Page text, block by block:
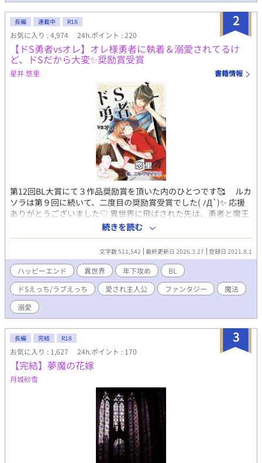
2
長編 連載中 R18
お気に入り : 4,974 24h.ポイント : 220
【ドS勇者vsオレ】オレ様勇者に執着＆溺愛されてるけ
ど、ドSだから大変✨奨励賞受賞
星井 悠里 書籍情報
第12回BL大賞にて３作品奨励賞を頂いた内のひとつです🥰 ルカ
ソラは第９回に続いて、二度目の奨励賞受賞でした( ﾉД`)✨ 応援
ありがとうございました♡ 異世界に飛ばされた先は、勇者と魔王
の決戦のど真ん中。ソラに気を取られている間に、勇者は、魔王
に逃げられてしまう。 「魔王を倒すまで、オレの好きにさせろ」
ドS勇者のルカに執着されて、散々好き勝手にされるけど、「こっ
ちだってお前を利用してるんだからなっ」と思う、強気なソラ。
執着されて、溺愛されて。最初は嫌々だったけど、常に一緒に居
させられると、どうしても、ルカに惹かれていって…？？ 表紙絵:
西雲ササメさま(@nishigumo_ss) ◆ ◆ ◆ ◆ ◆ ※過激な
シーンもあるので、R18です。 ※初の異世界設定をいいことに、
自由に色々しています(^^)
続きを読む
文字数 511,542 最終更新日 2026.3.27 登録日 2021.8.1
ハッピーエンド 異世界 年下攻め
BL
ドSえっち/ラブえっち
愛され主人公 ファンタジー
魔法
溺愛
3
長編 完結 R18
お気に入り : 1,627 24h.ポイント : 170
【完結】夢魔の花嫁
月城砂雪